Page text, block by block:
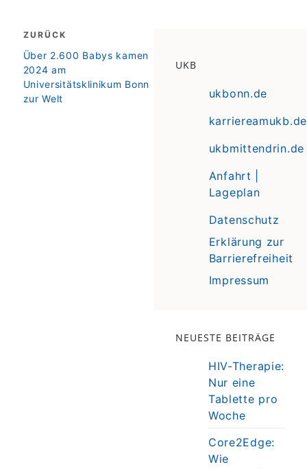
Beitragsnavigation
ZURÜCK
zurück
Über 2.600 Babys kamen
2024 am
Universitätsklinikum Bonn
zur Welt
UKB
ukbonn.de
karriereamukb.de
ukbmittendrin.de
Anfahrt |
Lageplan
Datenschutz
Erklärung zur
Barrierefreiheit
Impressum
NEUESTE BEITRÄGE
HIV-Therapie:
Nur eine
Tablette pro
Woche
Core2Edge:
Wie